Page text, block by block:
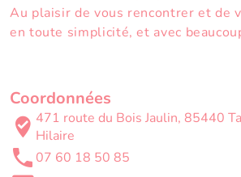
Au plaisir de vous rencontrer et de
en toute simplicité, et avec
Coordonnées
471 route du Bois Jaulin, 85440
Hilaire
07 60 18 50 85